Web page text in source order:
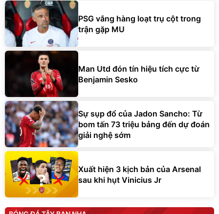
PSG vắng hàng loạt trụ cột trong
trận gặp MU
Man Utd đón tín hiệu tích cực từ
Benjamin Sesko
Sự sụp đổ của Jadon Sancho: Từ
bom tấn 73 triệu bảng đến dự đoán
giải nghệ sớm
Xuất hiện 3 kịch bản của Arsenal
sau khi hụt Vinicius Jr